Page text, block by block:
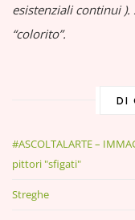
esistenziali continui ).
“colorito”.
DI
#ASCOLTALARTE –
pittori "sfigati"
Streghe